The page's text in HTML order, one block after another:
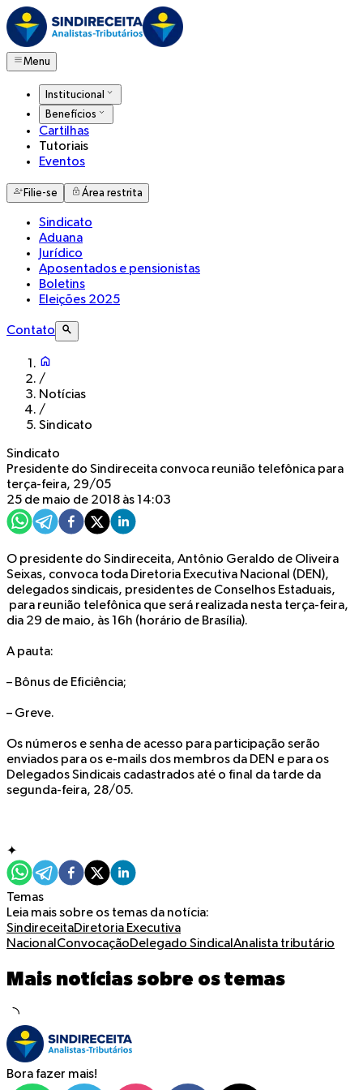
Menu
Institucional
Benefícios
Cartilhas
Tutoriais
Eventos
Filie-se Área restrita
Sindicato
Aduana
Jurídico
Aposentados e pensionistas
Boletins
Eleições 2025
Contato
/
Notícias
/
Sindicato
Sindicato
Presidente do Sindireceita convoca reunião telefônica para
terça-feira, 29/05
25 de maio de 2018 às 14:03
O presidente do Sindireceita, Antônio Geraldo de Oliveira
Seixas, convoca toda Diretoria Executiva Nacional (DEN),
delegados sindicais, presidentes de Conselhos Estaduais,
para reunião telefônica que será realizada nesta terça-feira,
dia 29 de maio, às 16h (horário de Brasília).
A pauta:
– Bônus de Eficiência;
– Greve.
Os números e senha de acesso para participação serão
enviados para os e-mails dos membros da DEN e para os
Delegados Sindicais cadastrados até o final da tarde da
segunda-feira, 28/05.
✦
Temas
Leia mais sobre os temas da notícia:
SindireceitaDiretoria Executiva
Nacional ConvocaçãoDelegado Sindical Analista tributário
Mais notícias sobre os temas
Bora fazer mais!